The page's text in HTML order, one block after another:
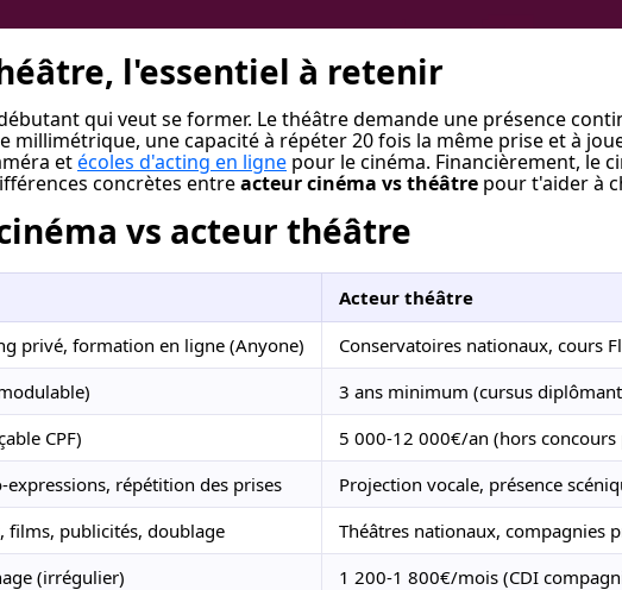
l'essentiel à retenir
qui veut se former. Le théâtre demande une présence
millimétrique, une capacité à répéter 20 fois la même prise et à
et écoles d'acting en ligne pour le cinéma. Financièrement, le
concrètes entre acteur cinéma vs théâtre pour t'aider à
vs acteur théâtre
Acteur théâtre
privé, formation en ligne (Anyone)
Conservatoires nationaux, cours
3 ans minimum (cursus
CPF)
5 000-12 000€/an (hors
répétition des prises
Projection vocale, présence
films, publicités, doublage
Théâtres nationaux, compagnies
(irrégulier)
1 200-1 800€/mois (CDI